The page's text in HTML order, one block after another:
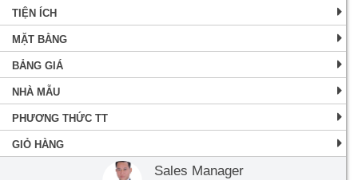
TIỆN ÍCH
MẶT BẰNG
BẢNG GIÁ
NHÀ MẪU
PHƯƠNG THỨC TT
GIỎ HÀNG
Sales Manager